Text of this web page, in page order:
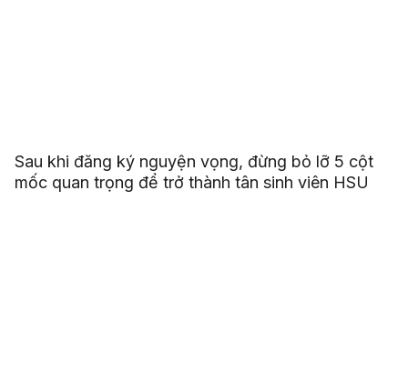
Sau khi đăng ký nguyện vọng, đừng bỏ lỡ 5 cột
mốc quan trọng để trở thành tân sinh viên HSU